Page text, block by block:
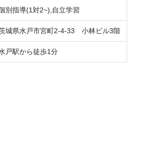
ブースに落書きがあった。
よい。またスイーツ店や飲食店もあ
別指導(1対2~),自立学習
城県水戸市宮町2-4-33 小林ビル3階
戸駅から徒歩1分